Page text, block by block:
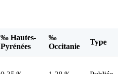
‰ Hautes-
Pyrénées
‰
Occitanie
Type